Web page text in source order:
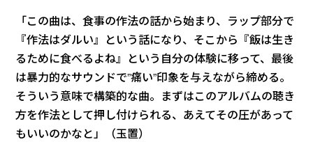
「この曲は、食事の作法の話から始まり、ラップ部分で
『作法はダルい』という話になり、そこから『飯は生き
るために食べるよね』という自分の体験に移って、最後
は暴力的なサウンドで”痛い”印象を与えながら締める。
そういう意味で構築的な曲。まずはこのアルバムの聴き
方を作法として押し付けられる、あえてその圧があって
もいいのかなと」（玉置）